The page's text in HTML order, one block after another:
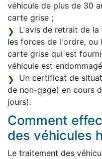
véhicule de plus de 30
carte grise ;
L'avis de retrait de
les forces de l'ordre, ou
carte grise qui est
véhicule est
Un certificat de
de non-gage) en cours
jours).
Comment
des véhicules
Le traitement des